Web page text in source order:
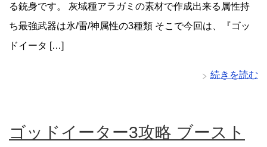
る銃身です。 灰域種アラガミの素材で作成出来る属性持
ち最強武器は氷/雷/神属性の3種類 そこで今回は、『ゴッ
ドイータ […]
続きを読む
ゴッドイーター3攻略 ブースト